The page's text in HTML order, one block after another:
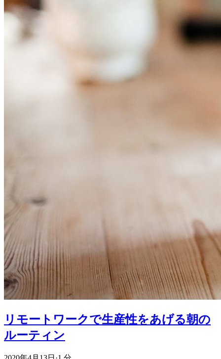
リモートワークで生産性をあげる朝の
ルーティン